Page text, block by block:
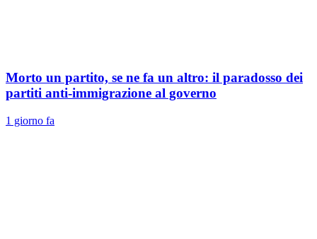
Morto un partito, se ne fa un altro: il paradosso dei
partiti anti-immigrazione al governo
1 giorno fa